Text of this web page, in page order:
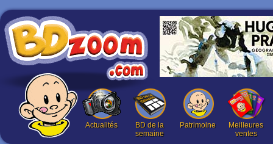
Actualités
BD de la
semaine
Patrimoine
Meilleures
ventes